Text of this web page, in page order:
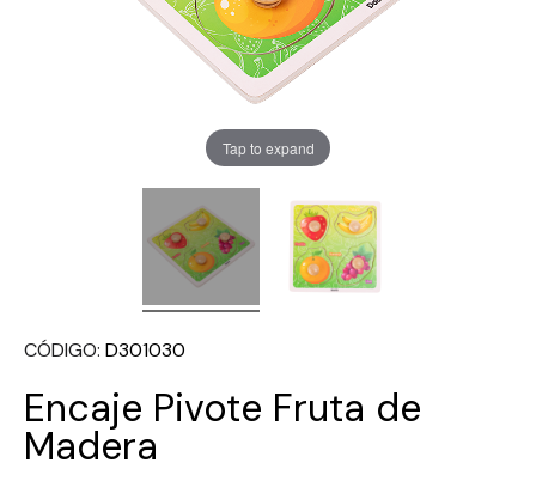
Tap to expand
CÓDIGO D301030
Encaje Pivote Fruta de
Madera